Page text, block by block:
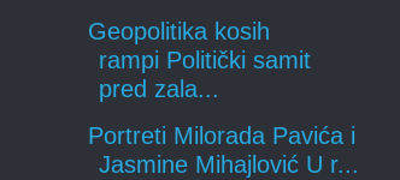
Geopolitika kosih
rampi Politički samit
pred zala...
Portreti Milorada Pavića i
Jasmine Mihajlović U r...